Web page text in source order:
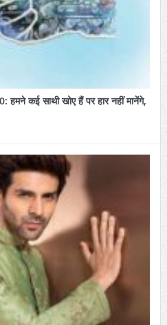
कई साथी खोए हैं पर हार नहीं मानेंगे,